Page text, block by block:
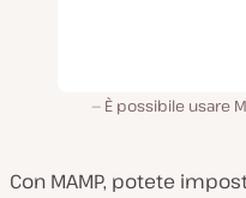
È possibile usare
Con MAMP, potete